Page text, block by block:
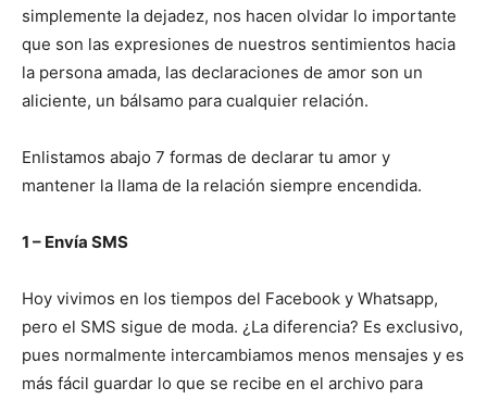
simplemente la dejadez, nos hacen olvidar lo importante
que son las expresiones de nuestros sentimientos hacia
la persona amada, las declaraciones de amor son un
aliciente, un bálsamo para cualquier relación.
Enlistamos abajo 7 formas de declarar tu amor y
mantener la llama de la relación siempre encendida.
1 – Envía SMS
Hoy vivimos en los tiempos del Facebook y Whatsapp,
pero el SMS sigue de moda. ¿La diferencia? Es exclusivo,
pues normalmente intercambiamos menos mensajes y es
más fácil guardar lo que se recibe en el archivo para